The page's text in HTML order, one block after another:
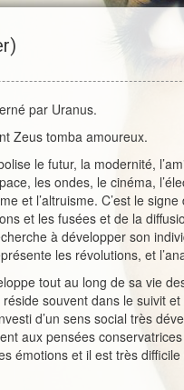
par Uranus.
Zeus tomba amoureux.
le futur, la modernité,
les ondes, le cinéma,
et l’altruisme. C’est le
et les fusées et de la
à développer son
les révolutions, et
tout au long de sa vie
souvent dans le suivit
d’un sens social très
aux pensées
émotions et il est très